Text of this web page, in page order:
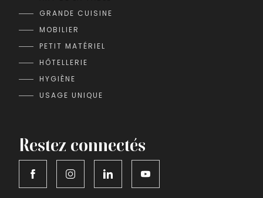
GRANDE CUISINE
MOBILIER
PETIT MATÉRIEL
HÔTELLERIE
HYGIÈNE
USAGE UNIQUE
Restez connectés